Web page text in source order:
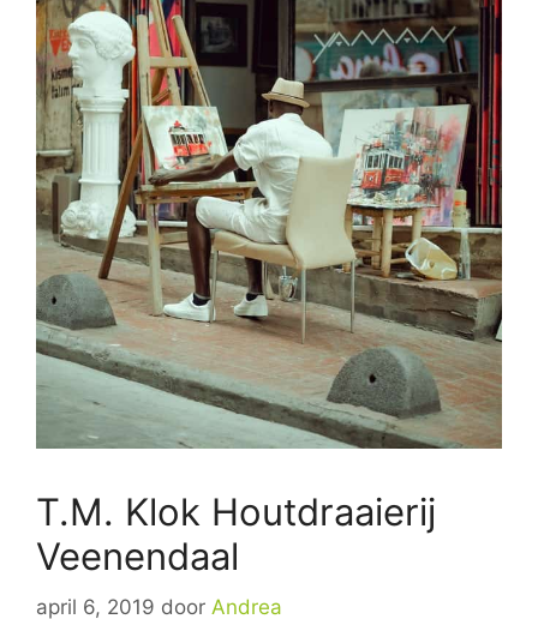
T.M. Klok Houtdraaierij
Veenendaal
april 6, 2019 door Andrea